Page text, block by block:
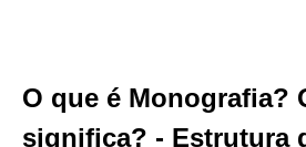
O que é Monografia?
significa? - Estrutura